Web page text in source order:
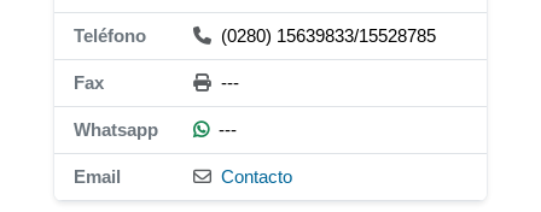
Teléfono (0280) 15639833/15528785
Fax ---
Whatsapp ---
Email Contacto